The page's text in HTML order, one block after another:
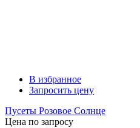
В избранное
Запросить цену
Пусеты Розовое Солнце
Цена по запросу